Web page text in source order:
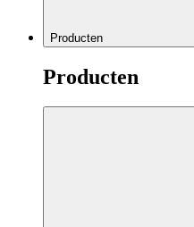
Producten
Producten